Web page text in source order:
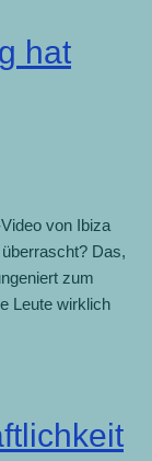
hat
von Ibiza
Das,
zum
Leute wirklich